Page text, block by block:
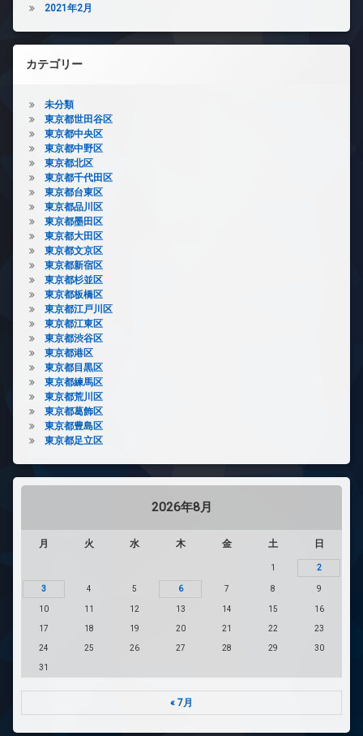
2021年2月
カテゴリー
未分類
東京都世田谷区
東京都中央区
東京都中野区
東京都北区
東京都千代田区
東京都台東区
東京都品川区
東京都墨田区
東京都大田区
東京都文京区
東京都新宿区
東京都杉並区
東京都板橋区
東京都江戸川区
東京都江東区
東京都渋谷区
東京都港区
東京都目黒区
東京都練馬区
東京都荒川区
東京都葛飾区
東京都豊島区
東京都足立区
2026年8月
月 火 水 木 金 土 日
1 2
3 4 5 6 7 8 9
10 11 12 13 14 15 16
17 18 19 20 21 22 23
24 25 26 27 28 29 30
31
« 7月